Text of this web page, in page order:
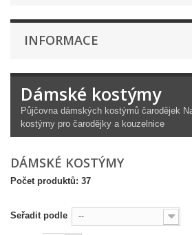
INFORMACE
Dámské kostýmy
Půjčovna dámských kostýmů čarodějek
kostýmy pro čarodějky a kouzelnice
DÁMSKÉ KOSTÝMY
Počet produktů: 37
Seřadit podle --